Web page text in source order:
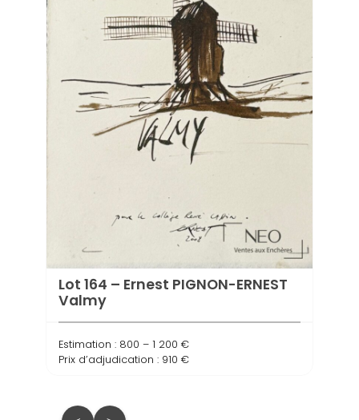
Lot 164 – Ernest PIGNON-ERNEST
Valmy
Estimation : 800 – 1 200 €
Prix d’adjudication : 910 €